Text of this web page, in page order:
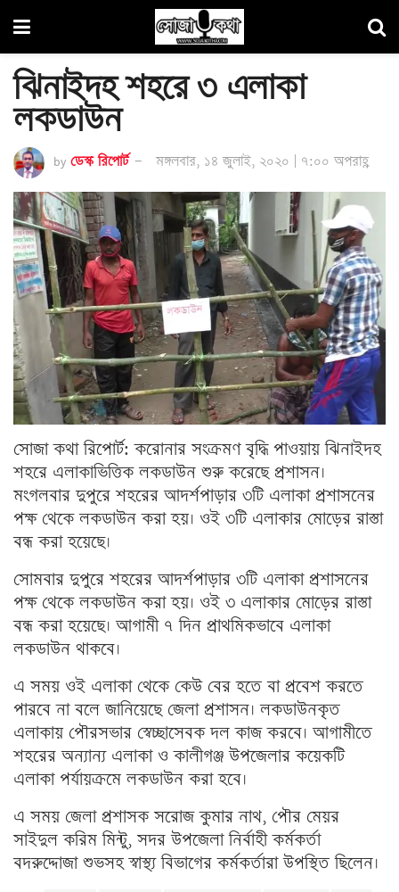
ঝিনাইদহ শহরে ৩ এলাকা
লকডাউন
by ডেস্ক রিপোর্ট মঙ্গলবার, ১৪ জুলাই, ২০২০ | ৭:০০ অপরাহ্ণ
সোজা কথা রিপোর্ট: করোনার সংক্রমণ বৃদ্ধি পাওয়ায় ঝিনাইদহ
শহরে এলাকাভিত্তিক লকডাউন শুরু করেছে প্রশাসন।
মংগলবার দুপুরে শহরের আদর্শপাড়ার ৩টি এলাকা প্রশাসনের
পক্ষ থেকে লকডাউন করা হয়। ওই ৩টি এলাকার মোড়ের রাস্তা
বন্ধ করা হয়েছে।
সোমবার দুপুরে শহরের আদর্শপাড়ার ৩টি এলাকা প্রশাসনের
পক্ষ থেকে লকডাউন করা হয়। ওই ৩ এলাকার মোড়ের রাস্তা
বন্ধ করা হয়েছে। আগামী ৭ দিন প্রাথমিকভাবে এলাকা
লকডাউন থাকবে।
এ সময় ওই এলাকা থেকে কেউ বের হতে বা প্রবেশ করতে
পারবে না বলে জানিয়েছে জেলা প্রশাসন। লকডাউনকৃত
এলাকায় পৌরসভার স্বেচ্ছাসেবক দল কাজ করবে। আগামীতে
শহরের অন্যান্য এলাকা ও কালীগঞ্জ উপজেলার কয়েকটি
এলাকা পর্যায়ক্রমে লকডাউন করা হবে।
এ সময় জেলা প্রশাসক সরোজ কুমার নাথ, পৌর মেয়র
সাইদুল করিম মিন্টু, সদর উপজেলা নির্বাহী কর্মকর্তা
বদরুদ্দোজা শুভসহ স্বাস্থ্য বিভাগের কর্মকর্তারা উপস্থিত ছিলেন।